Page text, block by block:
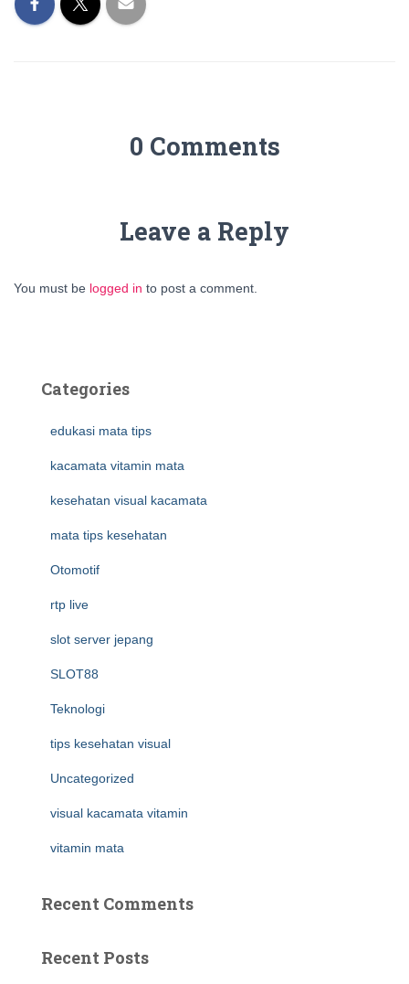
0 Comments
Leave a Reply
You must be logged in to post a comment.
Categories
edukasi mata tips
kacamata vitamin mata
kesehatan visual kacamata
mata tips kesehatan
Otomotif
rtp live
slot server jepang
SLOT88
Teknologi
tips kesehatan visual
Uncategorized
visual kacamata vitamin
vitamin mata
Recent Comments
Recent Posts